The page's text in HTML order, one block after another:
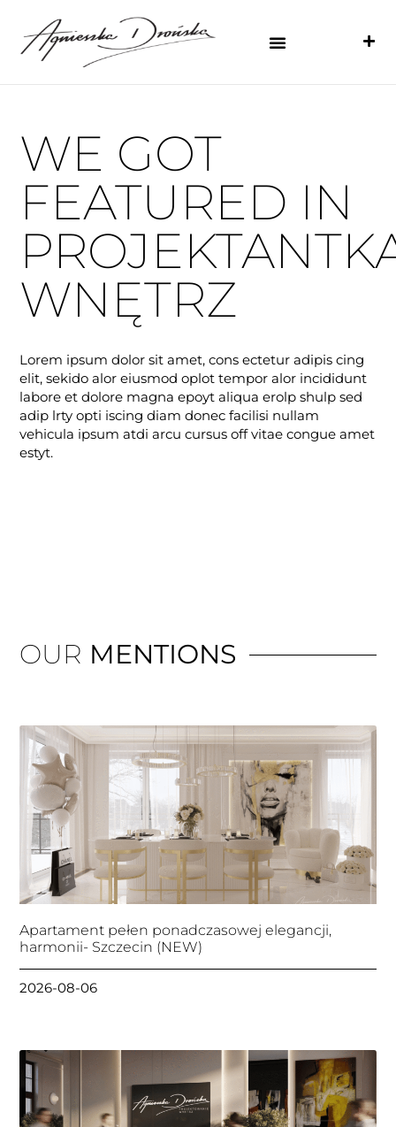
WE GOT
FEATURED IN
WNĘTRZ
Lorem ipsum dolor sit amet, cons ectetur adipis cing
elit, sekido alor eiusmod oplot tempor alor incididunt
labore et dolore magna epoyt aliqua erolp shulp sed
adip lrty opti iscing diam donec facilisi nullam
vehicula ipsum atdi arcu cursus off vitae congue amet
estyt.
OUR MENTIONS
Apartament pełen ponadczasowej elegancji,
harmonii- Szczecin (NEW)
2026-08-06